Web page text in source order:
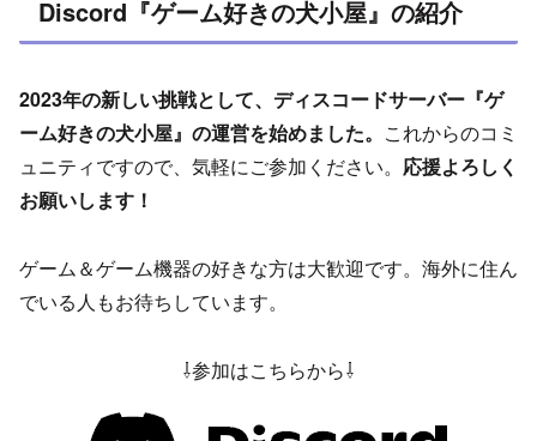
Discord『ゲーム好きの犬小屋』の紹介
2023年の新しい挑戦として、ディスコードサーバー『ゲ
ーム好きの犬小屋』の運営を始めました。 これからのコミ
ュニティですので、気軽にご参加ください。 応援よろしく
お願いします！
ゲーム＆ゲーム機器の好きな方は大歓迎です。海外に住ん
でいる人もお待ちしています。
⇩参加はこちらから⇩